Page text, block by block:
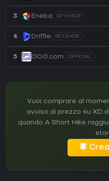
3 Eneba KEYSHOP
4 Driffle KEYSHOP
5 GOG.com OFFICIAL
Vuoi comprare al
avviso di prezzo su
quando A Short Hike